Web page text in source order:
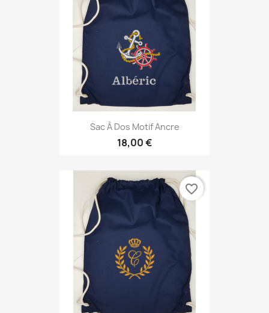
Sac À Dos Motif Ancre
18,00 €
favorite_border